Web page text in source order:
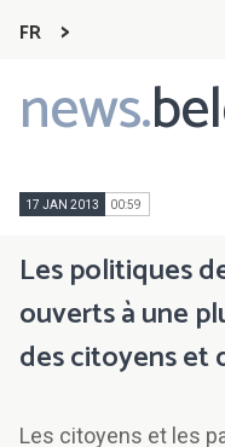
FR
news.
Main
navigation
17 JAN 2013 00:59
Les politiques
ouverts à une
des citoyens et
Les citoyens et les